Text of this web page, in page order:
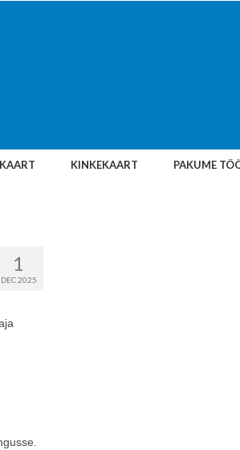
KINKEKAART PAKUME
1
DEC 2025